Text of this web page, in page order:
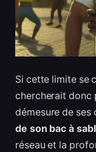
Si cette limite se
chercherait donc
démesure de
de son bac à
réseau et la